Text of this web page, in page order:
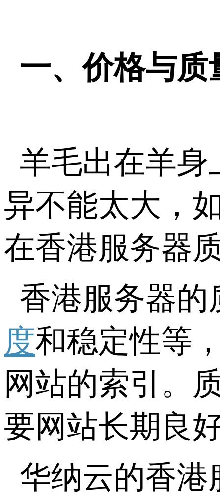
一、价格与质
羊毛出在羊身
异不能太大，
在香港服务器
香港服务器的
度和稳定性等
网站的索引。
要网站长期良
华纳云的香港